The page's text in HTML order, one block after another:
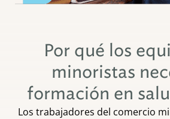
Por qué los
minoristas
formación en
Los trabajadores del comercio